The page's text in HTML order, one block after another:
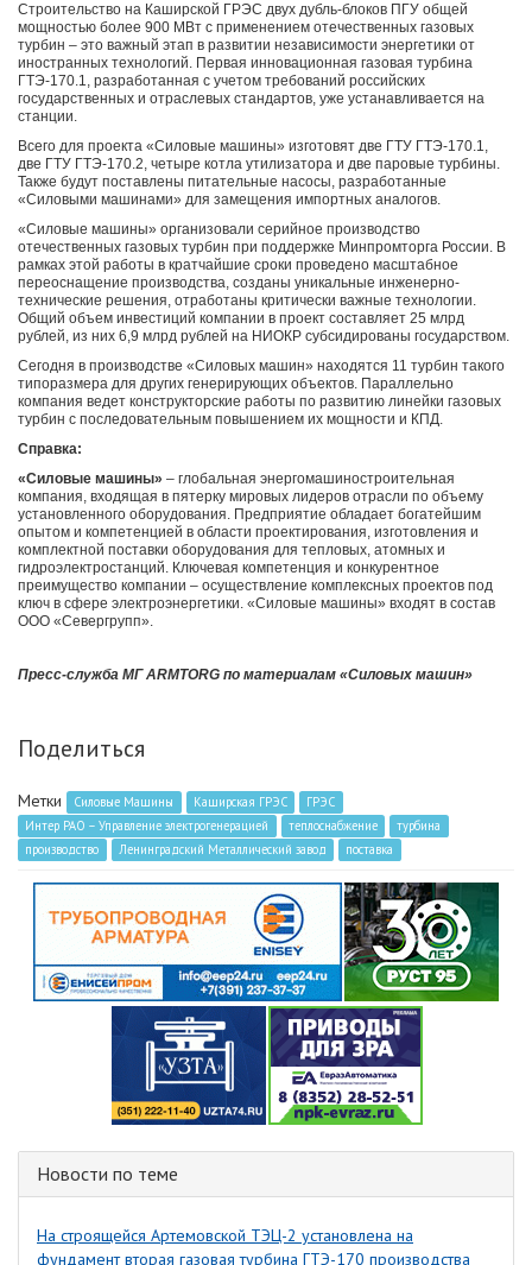
Строительство на Каширской ГРЭС двух дубль-блоков ПГУ общей
мощностью более 900 МВт с применением отечественных газовых
турбин – это важный этап в развитии независимости энергетики от
иностранных технологий. Первая инновационная газовая турбина
ГТЭ-170.1, разработанная с учетом требований российских
государственных и отраслевых стандартов, уже устанавливается на
станции.
Всего для проекта «Силовые машины» изготовят две ГТУ ГТЭ-170.1,
две ГТУ ГТЭ-170.2, четыре котла утилизатора и две паровые турбины.
Также будут поставлены питательные насосы, разработанные
«Силовыми машинами» для замещения импортных аналогов.
«Силовые машины» организовали серийное производство
отечественных газовых турбин при поддержке Минпромторга России. В
рамках этой работы в кратчайшие сроки проведено масштабное
переоснащение производства, созданы уникальные инженерно-
технические решения, отработаны критически важные технологии.
Общий объем инвестиций компании в проект составляет 25 млрд
рублей, из них 6,9 млрд рублей на НИОКР субсидированы государством.
Сегодня в производстве «Силовых машин» находятся 11 турбин такого
типоразмера для других генерирующих объектов. Параллельно
компания ведет конструкторские работы по развитию линейки газовых
турбин с последовательным повышением их мощности и КПД.
Справка:
«Силовые машины» ‒ глобальная энергомашиностроительная
компания, входящая в пятерку мировых лидеров отрасли по объему
установленного оборудования. Предприятие обладает богатейшим
опытом и компетенцией в области проектирования, изготовления и
комплектной поставки оборудования для тепловых, атомных и
гидроэлектростанций. Ключевая компетенция и конкурентное
преимущество компании ‒ осуществление комплексных проектов под
ключ в сфере электроэнергетики. «Силовые машины» входят в состав
ООО «Севергрупп».
Пресс-служба МГ ARMTORG по материалам «Силовых машин»
Поделиться
Метки Силовые Машины Каширская ГРЭС
ГРЭС
Интер РАО – Управление электрогенерацией
теплоснабжение
турбина
производство
Ленинградский Металлический завод поставка
Новости по теме
На строящейся Артемовской ТЭЦ-2 установлена на
фундамент вторая газовая турбина ГТЭ-170 производства